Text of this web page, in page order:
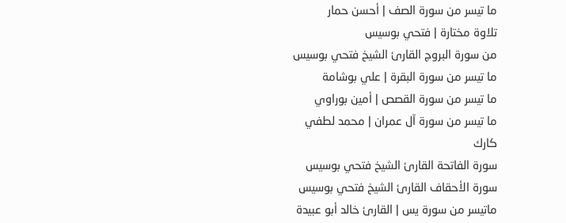
ما تيسر من سورة الصف | أحسن حمار
تلاوة مختارة | فتحي بوسيس
من سورة البروج القارئ الشيخ فتحي بوسيس
ما تيسر من سورة البقرة | علي بوشامة
ما تيسر من سورة القصص | أمين بوراوي
ما تيسر من سورة آل عمران | محمد لطفي
كارك
سورة الفاتحة القارئ الشيخ فتحي بوسيس
سورة الأحقاف القارئ الشيخ فتحي بوسيس
ماتيسر من سورة يس | القارئ خالد أبو عبيدة